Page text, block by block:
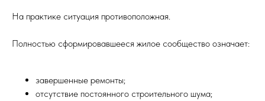
На практике ситуация противоположная.
Полностью сформировавшееся жилое сообщество означает:
завершенные ремонты;
отсутствие постоянного строительного шума;